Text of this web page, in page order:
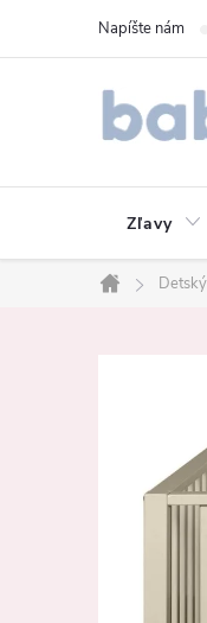
Napíšte nám
Zľavy
Domov